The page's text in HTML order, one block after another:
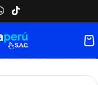
Poder en Perú